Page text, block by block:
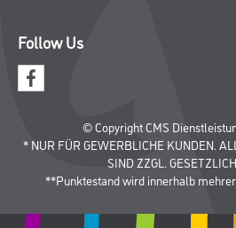
Follow Us
© Copyright CMS
* NUR FÜR GEWERBLICHE KUNDEN.
SIND ZZGL.
**Punktestand wird innerhalb